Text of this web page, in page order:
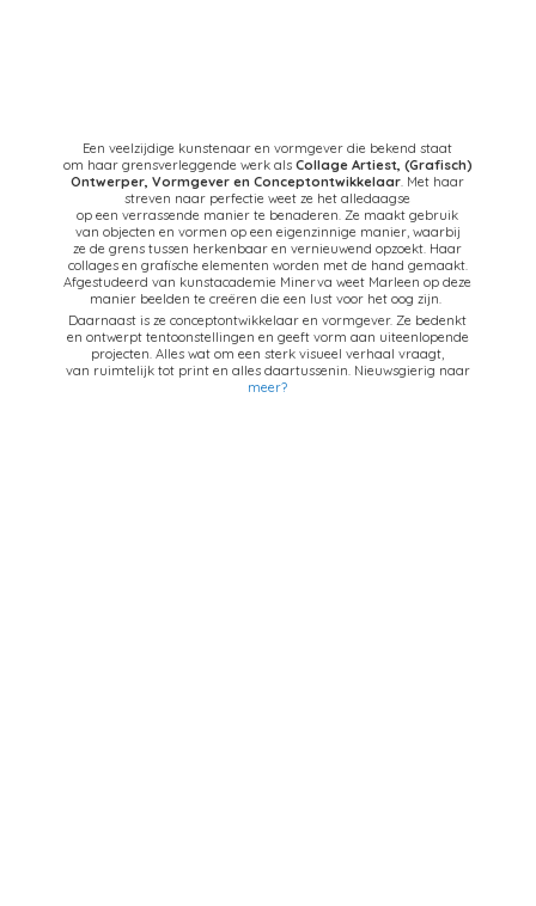
Een veelzijdige kunstenaar en vormgever die bekend staat
om haar grensverleggende werk als Collage Artiest, (Grafisch)
Ontwerper, Vormgever en Conceptontwikkelaar. Met haar
streven naar perfectie weet ze het alledaagse
op een verrassende manier te benaderen. Ze maakt gebruik
van objecten en vormen op een eigenzinnige manier, waarbij
ze de grens tussen herkenbaar en vernieuwend opzoekt. Haar
collages en grafische elementen worden met de hand gemaakt.
Afgestudeerd van kunstacademie Minerva weet Marleen op deze
manier beelden te creëren die een lust voor het oog zijn.
Daarnaast is ze conceptontwikkelaar en vormgever. Ze bedenkt
en ontwerpt tentoonstellingen en geeft vorm aan uiteenlopende
projecten. Alles wat om een sterk visueel verhaal vraagt,
van ruimtelijk tot print en alles daartussenin. Nieuwsgierig naar
meer?